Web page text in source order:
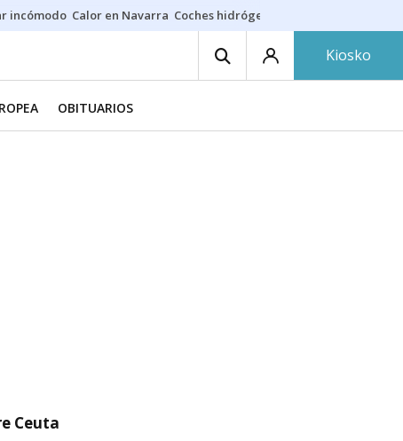
incómodo Calor en Navarra Coches hidrógeno
Kiosko
OBITUARIOS
Ceuta